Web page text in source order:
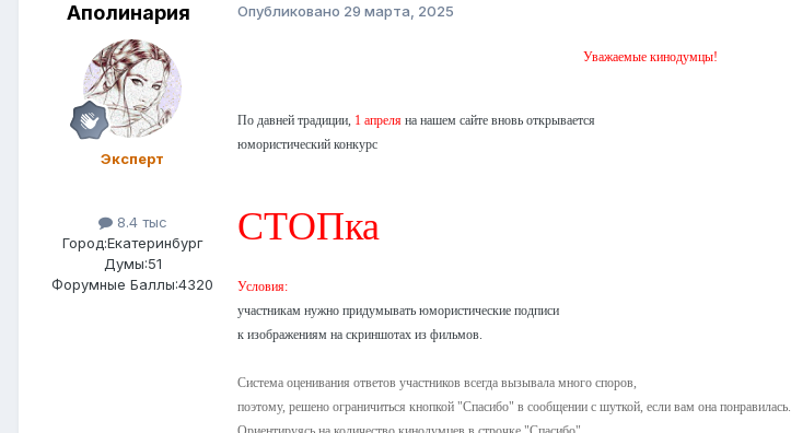
Аполинария
Эксперт
8.4 тыс
Город:Екатеринбург
Думы:51
Форумные Баллы:4320
Опубликовано 29 марта, 2025
Уважаемые кинодумцы!
По давней традиции, 1 апреля на нашем сайте вновь открывается
юмористический конкурс
СТОПка
Условия:
участникам нужно придумывать юмористические подписи
к изображениям на скриншотах из фильмов.
Система оценивания ответов участников всегда вызывала много споров,
поэтому, решено ограничиться кнопкой "Спасибо" в сообщении с шуткой, если вам она понравилась.